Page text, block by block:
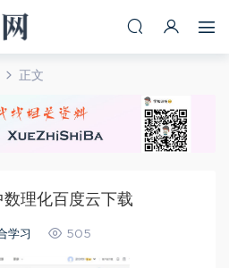
正文
理化百度云下载
学习 505